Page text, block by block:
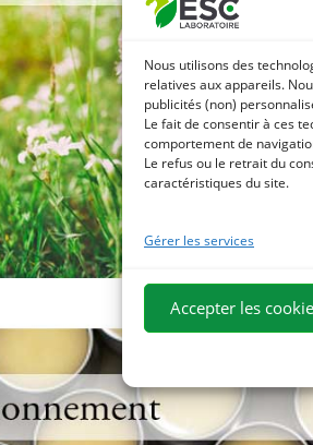
Nous utilisons des
relatives aux appareils.
publicités (non)
Le fait de consentir à ces
comportement de
Le refus ou le retrait du
caractéristiques du site.
Gérer les services
Accepter les